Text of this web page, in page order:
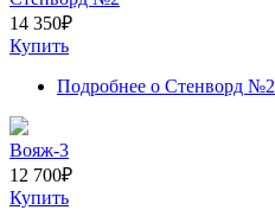
14 350₽
Купить
Подробнее о Стенворд №2
Вояж-3
12 700₽
Купить